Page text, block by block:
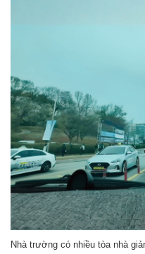
Nhà trường có nhiều tòa nhà